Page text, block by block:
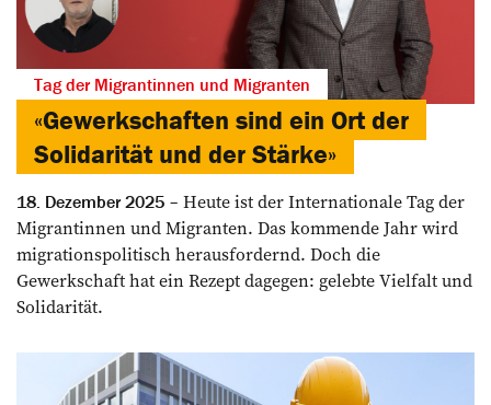
Tag der Migrantinnen und Migranten
«Gewerkschaften sind ein Ort der
Solidarität und der Stärke»
18. Dezember 2025
Heute ist der Internationale Tag der
Migrantinnen und Migranten. Das kommende Jahr wird
migrationspolitisch herausfordernd. Doch die
Gewerkschaft hat ein Rezept dagegen: gelebte Vielfalt und
Solidarität.